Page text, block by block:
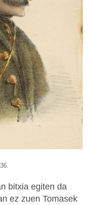
bitxia egiten da
ez zuen Tomasek